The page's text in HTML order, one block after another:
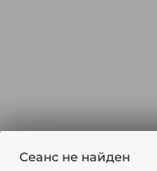
Сеанс не найден